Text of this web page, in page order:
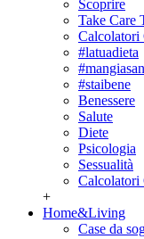
Scoprire
Take Care
Calcolatori
#latuadieta
#staibene
Benessere
Salute
Diete
Psicologia
Sessualità
Calcolatori
+
Home&Living
Case da